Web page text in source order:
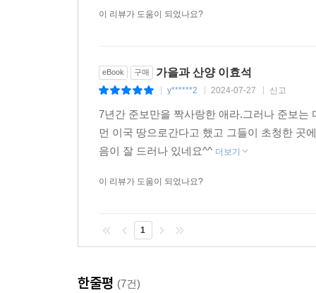
이 리뷰가 도움이 되었나요?
eBook 구매 가을과 산양 이효석
y******2 2024-07-27 신고
7년간 준보만을 짝사랑한 애라.그러나 준보는
먼 이국 땅으로간다고 했고 그들이 초청한 곳
음이 잘 드러나 있네요^^ 더보기
이 리뷰가 도움이 되었나요?
1
한줄평 (7건)